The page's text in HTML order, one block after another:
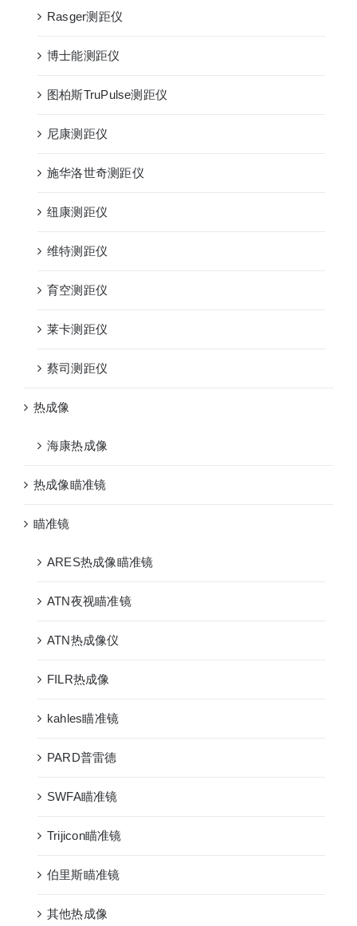
Rasger测距仪
博士能测距仪
图柏斯TruPulse测距仪
尼康测距仪
施华洛世奇测距仪
纽康测距仪
维特测距仪
育空测距仪
莱卡测距仪
蔡司测距仪
热成像
海康热成像
热成像瞄准镜
瞄准镜
ARES热成像瞄准镜
ATN夜视瞄准镜
ATN热成像仪
FILR热成像
kahles瞄准镜
PARD普雷德
SWFA瞄准镜
Trijicon瞄准镜
伯里斯瞄准镜
其他热成像